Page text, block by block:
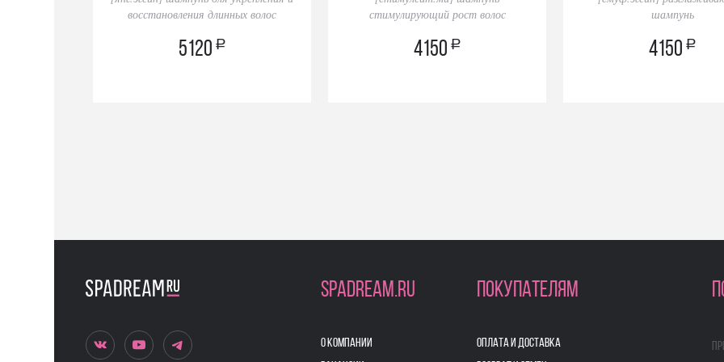
восстановления длинных волос
5120 a
стимулирующий рост волос
4150 a
шампунь
4150 a
SPADREAM.RU
О КОМПАНИИ
ПОКУПАТЕЛЯМ
ОПЛАТА И ДОСТАВКА